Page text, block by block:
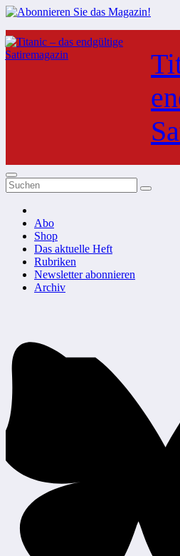
Zum
Inhalt
springen
Abo
Shop
Das aktuelle Heft
Rubriken
Newsletter abonnieren
Archiv